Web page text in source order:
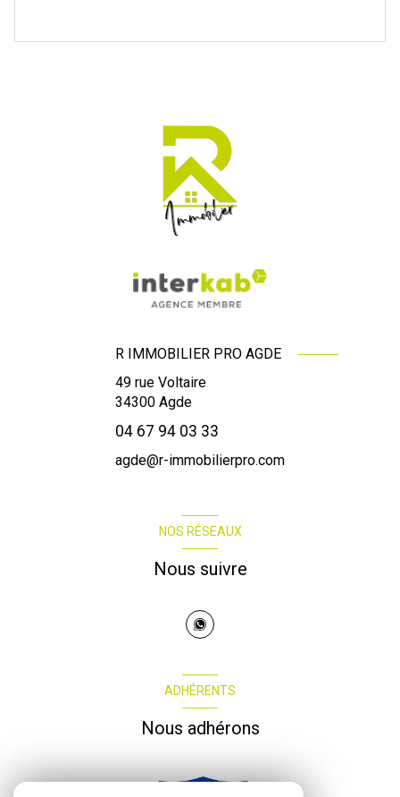
R IMMOBILIER PRO AGDE
49 rue Voltaire
34300 Agde
04 67 94 03 33
agde@r-immobilierpro.com
NOS RÉSEAUX
Nous suivre
ADHÉRENTS
Nous adhérons